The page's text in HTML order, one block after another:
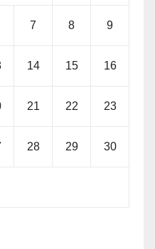
7 8 9
14 15 16
21 22 23
28 29 30